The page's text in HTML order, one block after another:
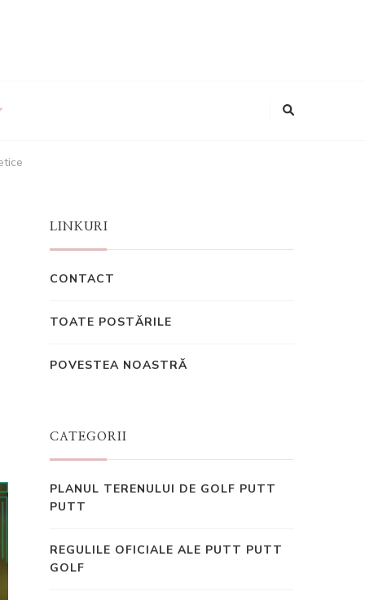
LINKURI
CONTACT
TOATE POSTĂRILE
POVESTEA NOASTRĂ
CATEGORII
PLANUL TERENULUI DE GOLF PUTT
PUTT
REGULILE OFICIALE ALE PUTT PUTT
GOLF